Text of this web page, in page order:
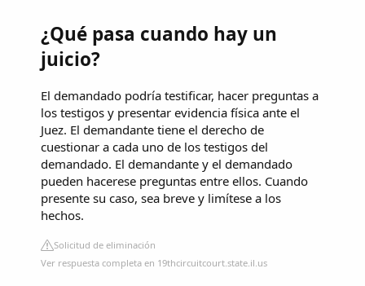
¿Qué pasa cuando hay un
juicio?
El demandado podría testificar, hacer preguntas a
los testigos y presentar evidencia física ante el
Juez. El demandante tiene el derecho de
cuestionar a cada uno de los testigos del
demandado. El demandante y el demandado
pueden hacerese preguntas entre ellos. Cuando
presente su caso, sea breve y limítese a los
hechos.
Solicitud de eliminación
Ver respuesta completa en 19thcircuitcourt.state.il.us